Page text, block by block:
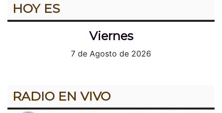
HOY ES
Viernes
7 de Agosto de 2026
RADIO EN VIVO